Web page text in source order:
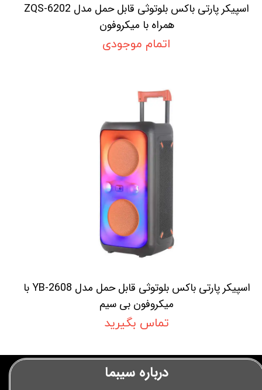
اسپیکر پارتی باکس بلوتوثی قابل حمل مدل ZQS-6202
همراه با میکروفون
اتمام موجودی
اسپیکر پارتی باکس بلوتوثی قابل حمل مدل YB-2608 با
میکروفون بی سیم
تماس بگیرید
درباره سیبما